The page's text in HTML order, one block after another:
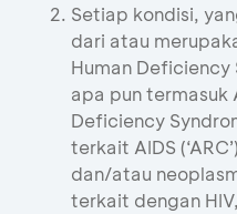
Setiap kondisi,
dari atau
Human Deficiency
apa pun termasuk
Deficiency
terkait AIDS
dan/atau
terkait dengan